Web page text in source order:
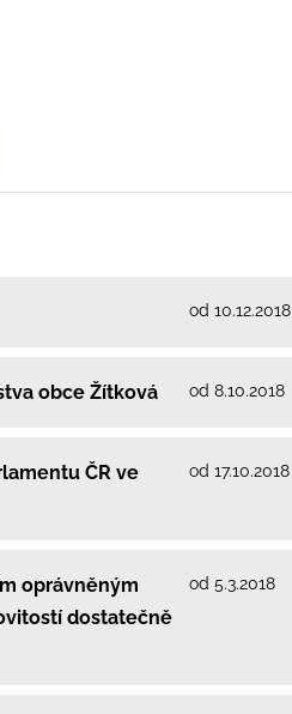
od 10.12.2018
obce Žítková od 8.10.2018
ČR ve
od 17.10.2018
oprávněným
dostatečně
od 5.3.2018